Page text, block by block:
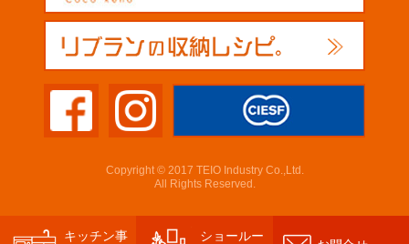
Copyright © 2017 TEIO Industry Co.,Ltd.
All Rights Reserved.
キッチン事 ショールー